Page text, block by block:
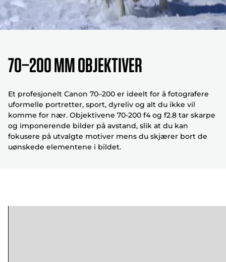
70–200 mm objektiver
Et profesjonelt Canon 70–200 er ideelt for å fotografere
uformelle portretter, sport, dyreliv og alt du ikke vil
komme for nær. Objektivene 70-200 f4 og f2.8 tar skarpe
og imponerende bilder på avstand, slik at du kan
fokusere på utvalgte motiver mens du skjærer bort de
uønskede elementene i bildet.